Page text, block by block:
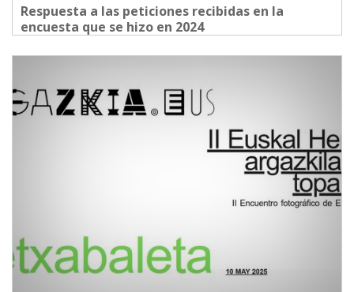
Respuesta a las peticiones recibidas en la
encuesta que se hizo en 2024